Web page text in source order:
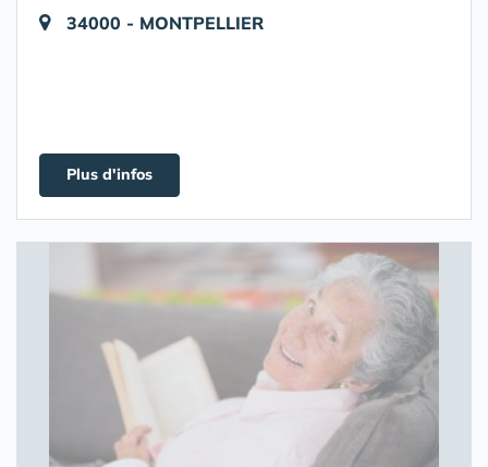
34000 - MONTPELLIER
Plus d'infos